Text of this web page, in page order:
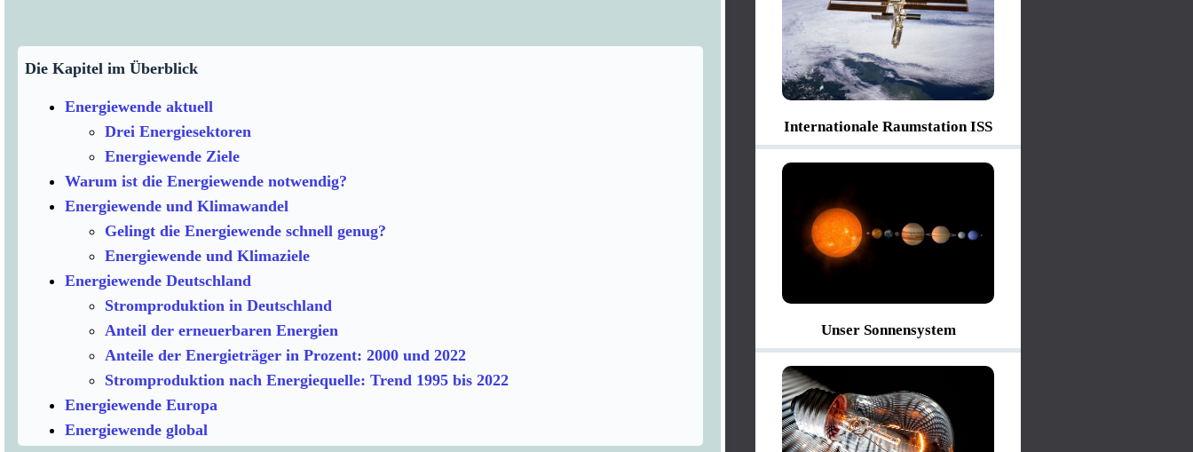
Die Kapitel im Überblick
Energiewende aktuell
Drei Energiesektoren
Energiewende Ziele
Warum ist die Energiewende notwendig?
Energiewende und Klimawandel
Gelingt die Energiewende schnell genug?
Energiewende und Klimaziele
Energiewende Deutschland
Stromproduktion in Deutschland
Anteil der erneuerbaren Energien
Anteile der Energieträger in Prozent: 2000 und 2022
Stromproduktion nach Energiequelle: Trend 1995 bis 2022
Energiewende Europa
Energiewende global
Internationale Raumstation ISS
Unser Sonnensystem